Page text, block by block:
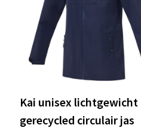
Kai unisex lichtgewicht
gerecycled circulair jas